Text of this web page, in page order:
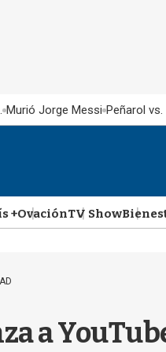
Murió Jorge Messi Peñarol
+OvaciónTV Show
a